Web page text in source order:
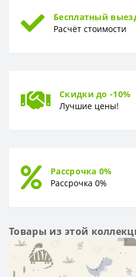
Бесплатный
Расчёт стоимости
Скидки до -10%
Лучшие цены!
Рассрочка 0%
Рассрочка 0%
Товары из этой